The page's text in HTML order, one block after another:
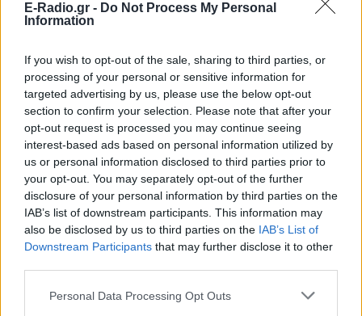
E-Radio.gr - Do Not Process My Personal
Information
If you wish to opt-out of the sale, sharing to third parties, or
processing of your personal or sensitive information for
targeted advertising by us, please use the below opt-out
section to confirm your selection. Please note that after your
opt-out request is processed you may continue seeing
interest-based ads based on personal information utilized by
us or personal information disclosed to third parties prior to
your opt-out. You may separately opt-out of the further
disclosure of your personal information by third parties on the
IAB’s list of downstream participants. This information may
also be disclosed by us to third parties on the IAB’s List of
Downstream Participants that may further disclose it to other
Personal Data Processing Opt Outs
Ακολουθήστε το E-Radio.gr στο Google News
και μάθετε πρώτοιτα πιο hot νέα.
Εσύ μπήκες στο E-Daily.gr; Τα νέα της ημέρας
και ότι σου κάνει κλικ!